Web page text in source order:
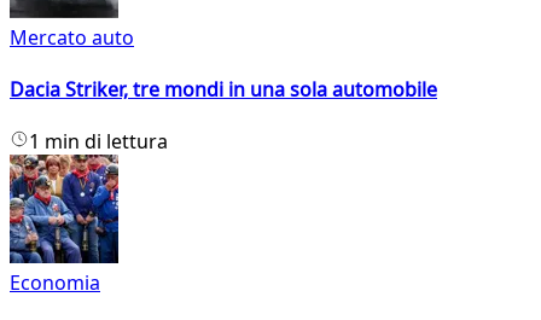
Mercato auto
Dacia Striker, tre mondi in una sola automobile
1 min di lettura
Economia